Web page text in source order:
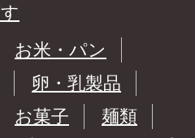
お米・パン
卵・乳製品
お菓子
麺類